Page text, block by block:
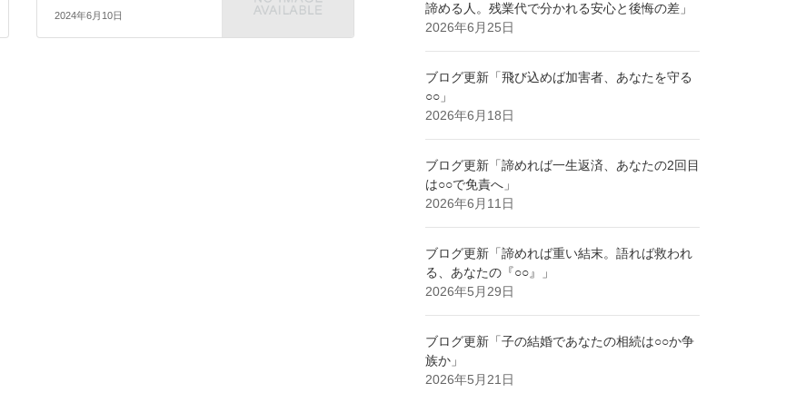
2024年6月10日
諦める人。残業代で分かれる安心と後悔の差」
2026年6月25日
ブログ更新「飛び込めば加害者、あなたを守る
○○」
2026年6月18日
ブログ更新「諦めれば一生返済、あなたの2回目
は○○で免責へ」
2026年6月11日
ブログ更新「諦めれば重い結末。語れば救われ
る、あなたの『○○』」
2026年5月29日
ブログ更新「子の結婚であなたの相続は○○か争
族か」
2026年5月21日